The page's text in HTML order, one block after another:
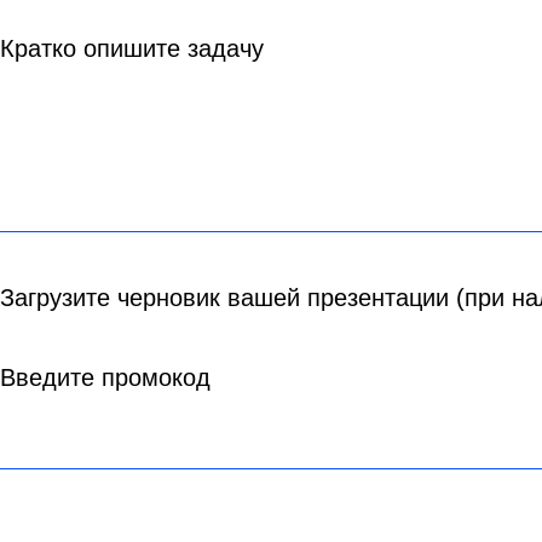
Кратко опишите задачу
Загрузите черновик вашей презентации (при
Введите промокод